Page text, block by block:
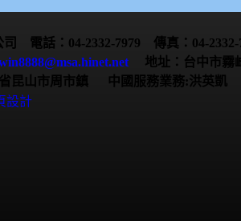
司 電話：04-2332-7979 傳真：04-2332-
地址：台中市霧
昆山市周市鎮
中國服務業務:洪英凱
設計